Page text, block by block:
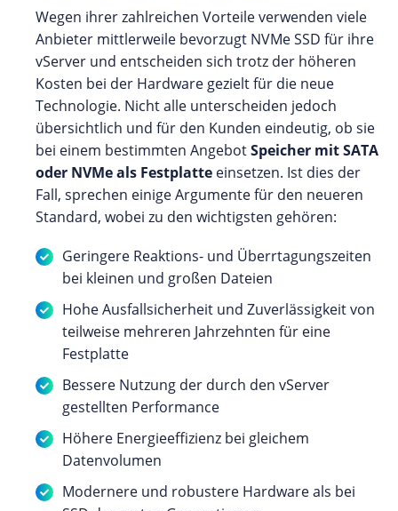
Wegen ihrer zahlreichen Vorteile verwenden viele
Anbieter mittlerweile bevorzugt NVMe SSD für ihre
vServer und entscheiden sich trotz der höheren
Kosten bei der Hardware gezielt für die neue
Technologie. Nicht alle unterscheiden jedoch
übersichtlich und für den Kunden eindeutig, ob sie
bei einem bestimmten AngebotSpeicher mit SATA
oder NVMe als Festplatte einsetzen. Ist dies der
Fall, sprechen einige Argumente für den neueren
Standard, wobei zu den wichtigsten gehören:
Geringere Reaktions- und Überrtagungszeiten
bei kleinen und großen Dateien
Hohe Ausfallsicherheit und Zuverlässigkeit von
teilweise mehreren Jahrzehnten für eine
Festplatte
Bessere Nutzung der durch den vServer
gestellten Performance
Höhere Energieeffizienz bei gleichem
Datenvolumen
Modernere und robustere Hardware als bei